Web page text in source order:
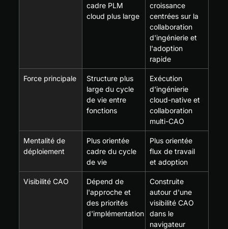
cadre PLM
cloud plus large
croissance
centrées sur la
collaboration
d'ingénierie et
l'adoption
rapide
Force principale
Structure plus
large du cycle
de vie entre
fonctions
Exécution
d'ingénierie
cloud-native et
collaboration
multi-CAO
Mentalité de
déploiement
Plus orientée
cadre du cycle
de vie
Plus orientée
flux de travail
et adoption
Visibilité CAO
Dépend de
l'approche et
des priorités
d'implémentation
Construite
autour d'une
visibilité CAO
dans le
navigateur